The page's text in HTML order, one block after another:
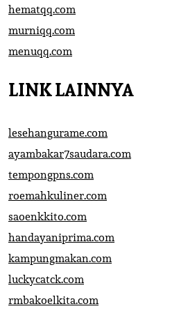
hematqq.com
murniqq.com
menuqq.com
LINK LAINNYA
lesehangurame.com
ayambakar7saudara.com
tempongpns.com
roemahkuliner.com
saoenkkito.com
handayaniprima.com
kampungmakan.com
luckycatck.com
rmbakoelkita.com